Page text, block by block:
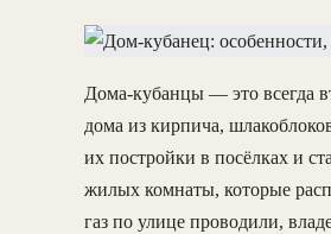
Дома-кубанцы — это всегда
дома из кирпича,
их постройки в посёлках и
жилых комнаты, которые
газ по улице проводили,